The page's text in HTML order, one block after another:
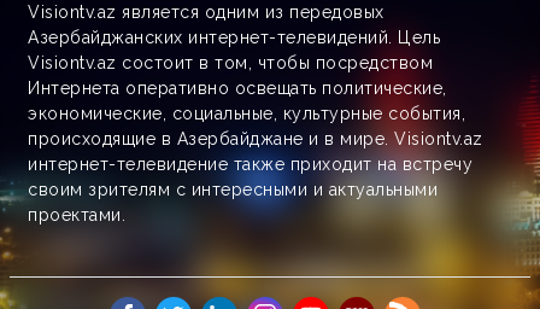
Visiontv.az является одним из передовых
Азербайджанских интернет-телевидений. Цель
Visiontv.az состоит в том, чтобы посредством
Интернета оперативно освещать политические,
экономические, социальные, культурные события,
происходящие в Азербайджане и в мире. Visiontv.az
интернет-телевидение также приходит на встречу
своим зрителям с интересными и актуальными
проектами.